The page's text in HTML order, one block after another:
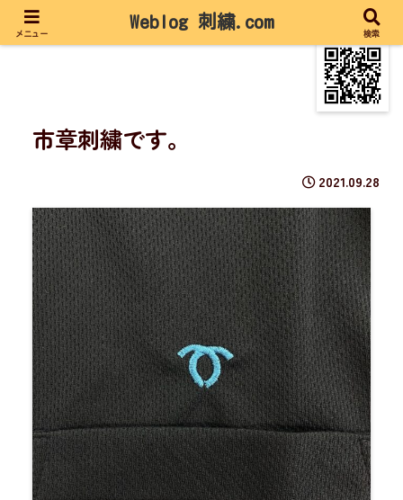
市章刺繍です。
2021.09.28
メニュー
Weblog 刺繍.com
検索